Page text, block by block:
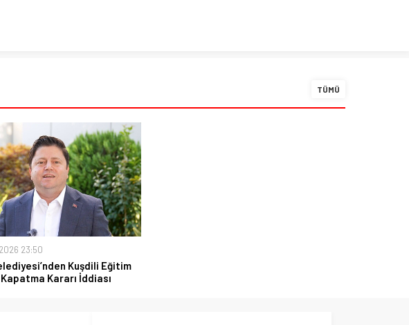
TÜMÜ
23:50
Kuşdili Eğitim
Kararı İddiası